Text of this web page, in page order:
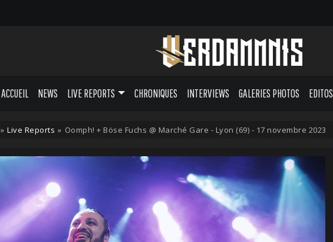
ACCUEIL NEWS LIVE REPORTS CHRONIQUES INTERVIEWS GALERIES PHOTOS EDITOS
» Live Reports » Oomph! + Böse Fuchs @ Marché Gare - Lyon (69) - 17 novembre 2023